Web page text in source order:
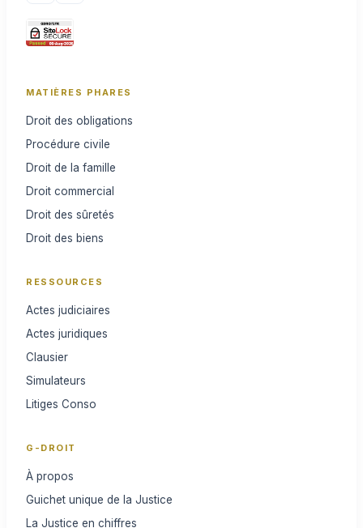
MATIÈRES PHARES
Droit des obligations
Procédure civile
Droit de la famille
Droit commercial
Droit des sûretés
Droit des biens
RESSOURCES
Actes judiciaires
Actes juridiques
Clausier
Simulateurs
Litiges Conso
G-DROIT
À propos
Guichet unique de la Justice
La Justice en chiffres